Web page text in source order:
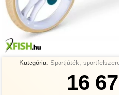
Kategória: Sportjáték,
16